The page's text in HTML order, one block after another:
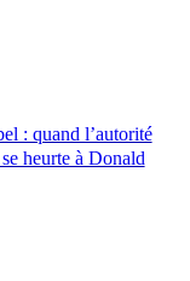
: quand l’autorité
heurte à Donald